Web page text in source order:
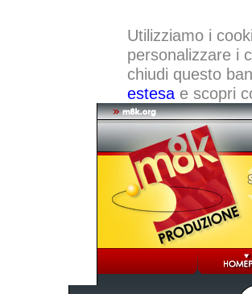
Utilizziamo i
personalizzare i
chiudi questo
estesae scopri